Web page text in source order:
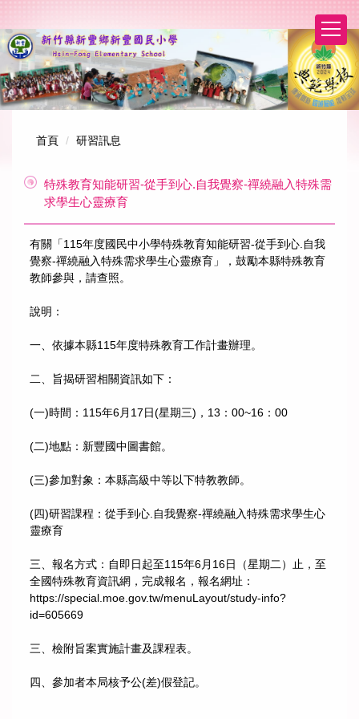
到
主
要
內
容
區
首頁 研習訊息
特殊教育知能研習-從手到心.自我覺察-禪繞融入特殊需
求學生心靈療育
有關「115年度國民中小學特殊教育知能研習-從手到心.自我
覺察-禪繞融入特殊需求學生心靈療育」，鼓勵本縣特殊教育
教師參與，請查照。
說明：
一、依據本縣115年度特殊教育工作計畫辦理。
二、旨揭研習相關資訊如下：
(一)時間：115年6月17日(星期三)，13：00~16：00
(二)地點：新豐國中圖書館。
(三)參加對象：本縣高級中等以下特教教師。
(四)研習課程：從手到心.自我覺察-禪繞融入特殊需求學生心
靈療育
三、報名方式：自即日起至115年6月16日（星期二）止，至
全國特殊教育資訊網，完成報名，報名網址：
https://special.moe.gov.tw/menuLayout/study-info?
id=605669
三、檢附旨案實施計畫及課程表。
四、參加者本局核予公(差)假登記。